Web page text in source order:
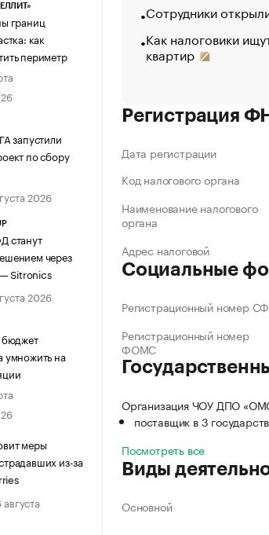
границ
как
периметр
запустили
по сбору
2026
станут
через
— Sitronics
2026
бюджет
умножить на
меры
из-за
августа
Сотрудники
Как налоговики
квартир
Регистрация
Дата регистрации
Код налогового органа
Наименование налогового
органа
Адрес налоговой
Социальные
Регистрационный номер
Регистрационный номер
ФОМС
Организация ЧОУ ДПО
поставщик в 3
Посмотреть все
Виды
Основной